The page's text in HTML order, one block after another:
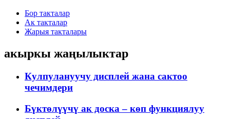
Бор такталар
Ак такталар
Жарыя такталары
акыркы жаңылыктар
Кулпулануучу дисплей жана сактоо
чечимдери
Бүктөлүүчү ак доска – көп функциялуу